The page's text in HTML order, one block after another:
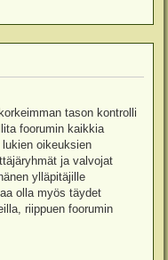
tason kontrolli
foorumin kaikkia
oikeuksien
ja valvojat
ylläpitäjille
olla myös täydet
riippuen foorumin